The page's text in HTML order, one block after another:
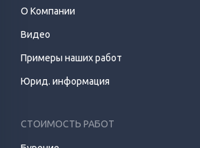
О Компании
Видео
Примеры наших работ
Юрид. информация
СТОИМОСТЬ РАБОТ